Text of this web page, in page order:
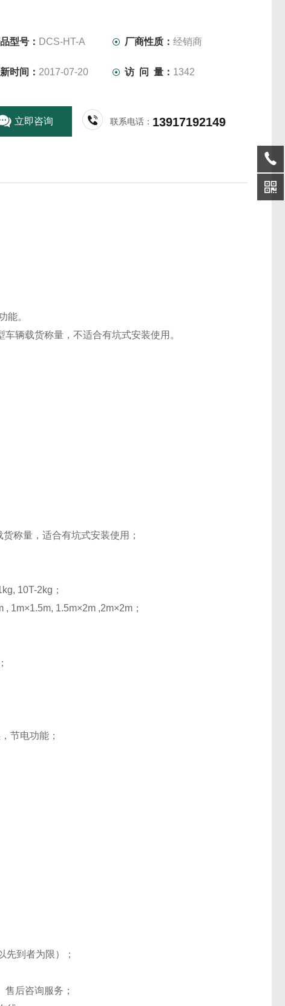
型号： DCS-HT-A 厂商性质：经销商
时间： 2017-07-20 访 问 量： 1342
立即咨询 联系电话： 13917192149
能。
辆载货称量，不适合有坑式安装使用。
称量，适合有坑式安装使用；
10T-2kg；
1m×1.5m, 1.5m×2m ,2m×2m；
节电功能；
先到者为限）；
后咨询服务；